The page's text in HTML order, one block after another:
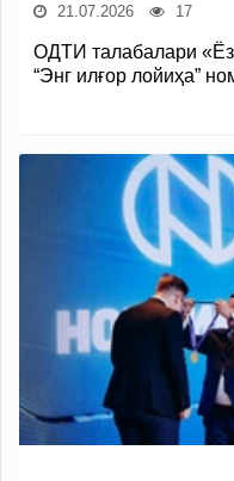
21.07.2026 17
ОДТИ талабалари
“Энг илғор лойиҳа”